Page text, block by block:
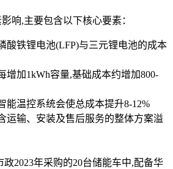
响,主要包含以下核心要素：
酸铁锂电池(LFP)与三元锂电池的成本
增加1kWh容量,基础成本约增加800-
能温控系统会使总成本提升8-12%
运输、安装及售后服务的整体方案溢
2023年采购的20台储能车中,配备华